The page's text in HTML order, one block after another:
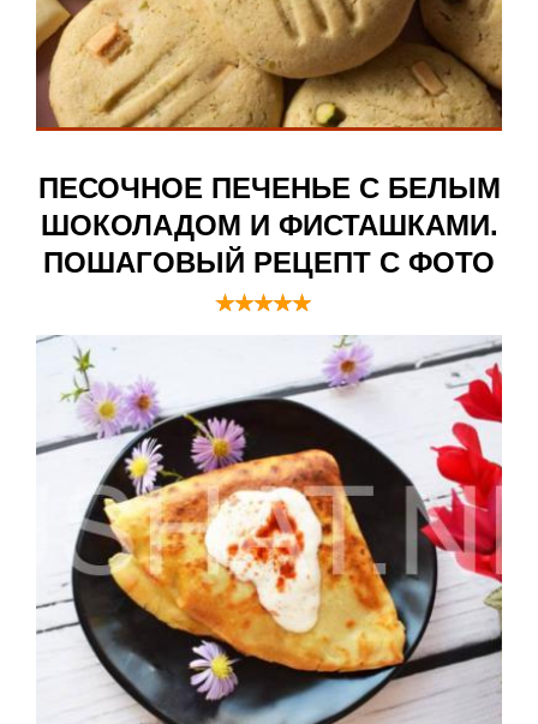
ПЕСОЧНОЕ ПЕЧЕНЬЕ С БЕЛЫМ
ШОКОЛАДОМ И ФИСТАШКАМИ.
ПОШАГОВЫЙ РЕЦЕПТ С ФОТО